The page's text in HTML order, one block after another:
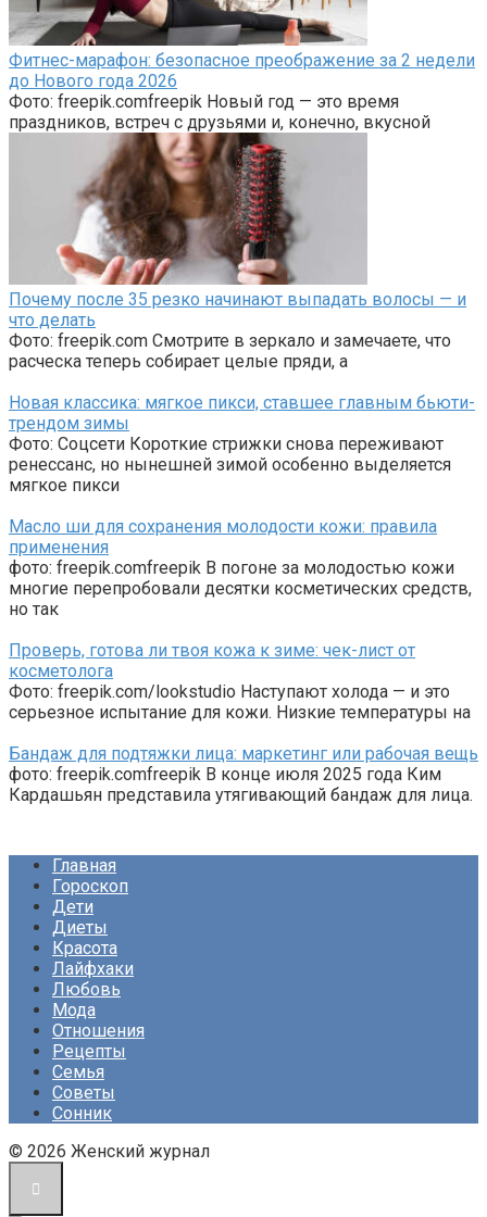
Фитнес-марафон: безопасное преображение за 2 недели
до Нового года 2026
Фото: freepik.comfreepik Новый год — это время
праздников, встреч с друзьями и, конечно, вкусной
Почему после 35 резко начинают выпадать волосы — и
что делать
Фото: freepik.com Смотрите в зеркало и замечаете, что
расческа теперь собирает целые пряди, а
Новая классика: мягкое пикси, ставшее главным бьюти-
трендом зимы
Фото: Соцсети Короткие стрижки снова переживают
ренессанс, но нынешней зимой особенно выделяется
мягкое пикси
Масло ши для сохранения молодости кожи: правила
применения
фото: freepik.comfreepik В погоне за молодостью кожи
многие перепробовали десятки косметических средств,
но так
Проверь, готова ли твоя кожа к зиме: чек-лист от
косметолога
Фото: freepik.com/lookstudio Наступают холода — и это
серьезное испытание для кожи. Низкие температуры на
Бандаж для подтяжки лица: маркетинг или рабочая вещь
фото: freepik.comfreepik В конце июля 2025 года Ким
Кардашьян представила утягивающий бандаж для лица.
Главная
Гороскоп
Дети
Диеты
Красота
Лайфхаки
Любовь
Мода
Отношения
Рецепты
Семья
Советы
Сонник
© 2026 Женский журнал